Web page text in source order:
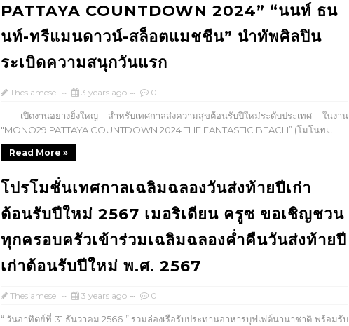
PATTAYA COUNTDOWN 2024” “นนท์ ธน
นท์-ทรีแมนดาวน์-สล็อตแมชชีน” นำทัพศิลปิน
ระเบิดความสนุกวันแรก
Thesiamese 3 years ago 0
เปิดงานอย่างยิ่งใหญ่ สำหรับเทศกาลส่งความสุขต้อนรับปีใหม่ระดับประเทศ ในงาน
"MONO29 PATTAYA COUNTDOWN 2024 THE FANTASTIC BEACH” (โมโนทเ...
Read More »
โปรโมชั่นเทศกาลเฉลิมฉลองวันส่งท้ายปีเก่า
ต้อนรับปีใหม่ 2567 เมอริเดียน ครูซ ขอเชิญชวน
ทุกครอบครัวเข้าร่วมเฉลิมฉลองค่ำคืนวันส่งท้ายปี
เก่าต้อนรับปีใหม่ พ.ศ. 2567
Thesiamese 3 years ago 0
“ วันอาทิตย์ที่ 31 ธันวาคม 2566 ” ร่วมล่องเรือรับประทานอาหารบุฟเฟต์นานาชาติ พร้อมรับ